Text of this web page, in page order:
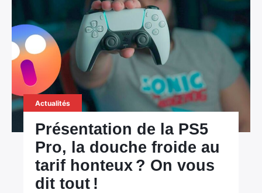
Actualités
Présentation de la PS5
Pro, la douche froide au
tarif honteux ? On vous
dit tout !